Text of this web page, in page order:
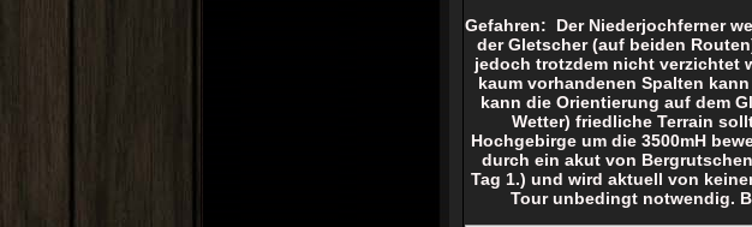
Gefahren: Der Niederjochferner
der Gletscher (auf beiden
jedoch trotzdem nicht verzichtet
kaum vorhandenen Spalten
kann die Orientierung auf dem
Wetter) friedliche Terrain
Hochgebirge um die 3500mH
durch ein akut von
Tag 1.) und wird aktuell von
Tour unbedingt notwendig.